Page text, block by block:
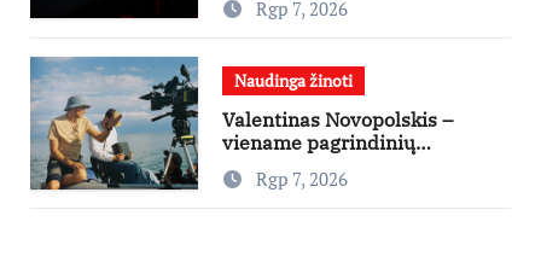
Rgp 7, 2026
Naudinga žinoti
Valentinas Novopolskis –
viename pagrindinių
vaidmenų penkių šalių filme
„Nugalėtoja“: Lietuvos kino
teatruose – nuo rugpjūčio 7-
Rgp 7, 2026